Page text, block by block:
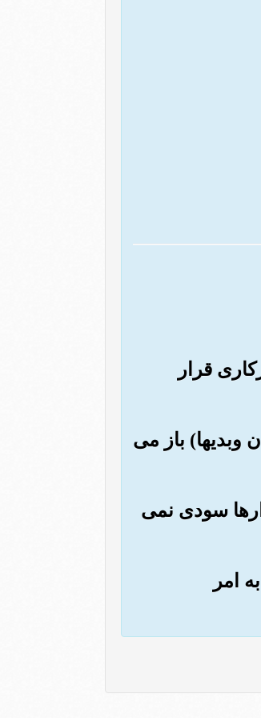
قرار
وبدیها) باز می
سودی نمی
امر